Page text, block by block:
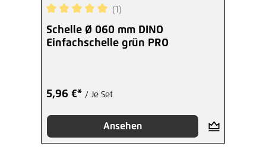
Durchschnittliche Bewertung von 5 von 5
(1)
Schelle Ø 060 mm DINO
Einfachschelle grün PRO
5,96 €* / Je Set
Ansehen